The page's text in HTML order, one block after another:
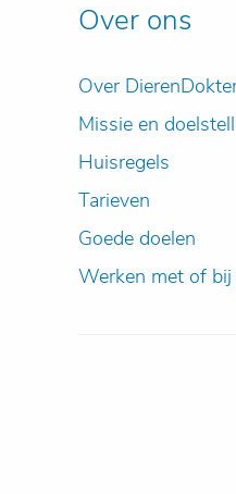
Over ons
Over
Missie en
Huisregels
Tarieven
Goede doelen
Werken met of